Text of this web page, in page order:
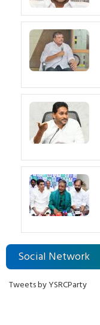
Social Network
Tweets by YSRCParty